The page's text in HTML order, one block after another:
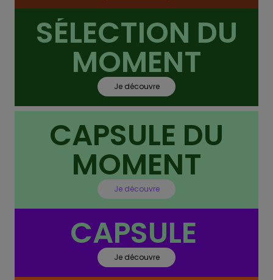
SÉLECTION DU
MOMENT
Je découvre
CAPSULE DU
MOMENT
Je découvre
CAPSULE
Je découvre